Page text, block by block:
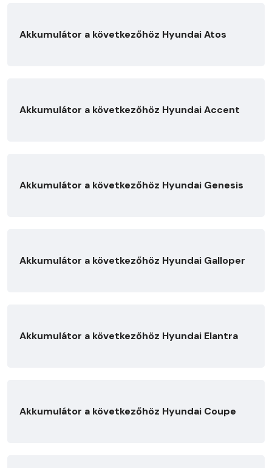
Akkumulátor a következőhöz Hyundai Atos
Akkumulátor a következőhöz Hyundai Accent
Akkumulátor a következőhöz Hyundai Genesis
Akkumulátor a következőhöz Hyundai Galloper
Akkumulátor a következőhöz Hyundai Elantra
Akkumulátor a következőhöz Hyundai Coupe